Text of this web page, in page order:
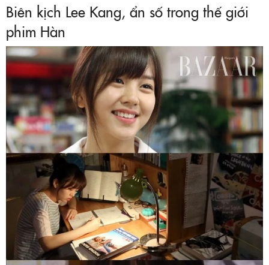
Biên kịch Lee Kang, ẩn số trong thế giới
phim Hàn